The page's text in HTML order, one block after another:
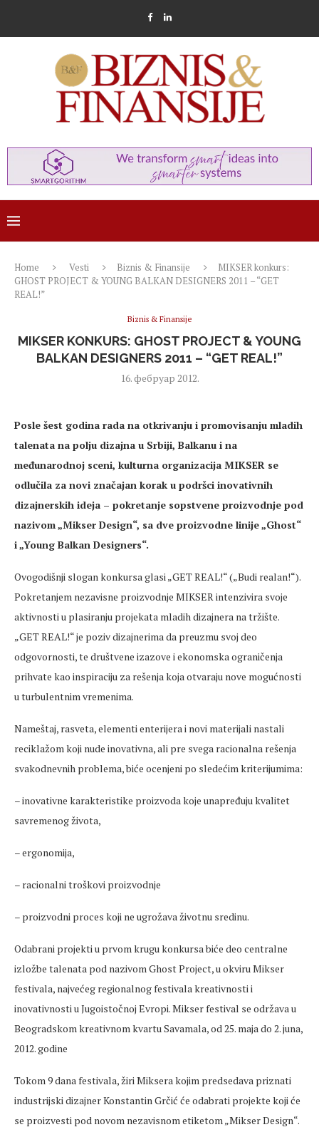
Home Vesti Biznis & Finansije
MIKSER konkurs:
GHOST PROJECT & YOUNG BALKAN DESIGNERS 2011 – “GET
REAL!”
Biznis & Finansije
MIKSER KONKURS: GHOST PROJECT & YOUNG
BALKAN DESIGNERS 2011 – “GET REAL!”
16. фебруар 2012.
Posle šest godina rada na otkrivanju i promovisanju mladih
talenata na polju dizajna u Srbiji, Balkanu i na
međunarodnoj sceni, kulturna organizacija MIKSER se
odlučila za novi značajan korak u podršci inovativnih
dizajnerskih ideja – pokretanje sopstvene proizvodnje pod
nazivom „Mikser Design“, sa dve proizvodne linije „Ghost“
i „Young Balkan Designers“.
Ovogodišnji slogan konkursa glasi „GET REAL!“ („Budi realan!“).
Pokretanjem nezavisne proizvodnje MIKSER intenzivira svoje
aktivnosti u plasiranju projekata mladih dizajnera na tržište.
„GET REAL!“ je poziv dizajnerima da preuzmu svoj deo
odgovornosti, te društvene izazove i ekonomska ograničenja
prihvate kao inspiraciju za rešenja koja otvaraju nove mogućnosti
u turbulentnim vremenima.
Nameštaj, rasveta, elementi enterijera i novi materijali nastali
reciklažom koji nude inovativna, ali pre svega racionalna rešenja
svakodnevnih problema, biće ocenjeni po sledećim kriterijumima:
– inovativne karakteristike proizvoda koje unapređuju kvalitet
savremenog života,
– ergonomija,
– racionalni troškovi proizvodnje
– proizvodni proces koji ne ugrožava životnu sredinu.
Odabrani projekti u prvom krugu konkursa biće deo centralne
izložbe talenata pod nazivom Ghost Project, u okviru Mikser
festivala, najvećeg regionalnog festivala kreativnosti i
inovativnosti u Jugoistočnoj Evropi. Mikser festival se održava u
Beogradskom kreativnom kvartu Savamala, od 25. maja do 2. juna,
2012. godine
Tokom 9 dana festivala, žiri Miksera kojim predsedava priznati
industrijski dizajner Konstantin Grčić će odabrati projekte koji će
se proizvesti pod novom nezavisnom etiketom „Mikser Design“.